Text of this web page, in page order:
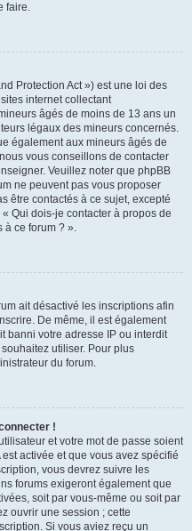
faire.
Protection Act ») est une loi des
internet collectant
âgés de moins de 13 ans un
légaux des mineurs concernés.
également aux mineurs âgés de
vous conseillons de contacter
Veuillez noter que phpBB
ne peuvent pas vous proposer
être contactés à ce sujet, excepté
Qui dois-je contacter à propos de
à ce forum ? ».
ait désactivé les inscriptions afin
De même, il est également
banni votre adresse IP ou interdit
utiliser. Pour plus
du forum.
!
et votre mot de passe soient
activée et que vous avez spécifié
vous devrez suivre les
forums exigeront également que
soit par vous-même ou soit par
ouvrir une session ; cette
Si vous aviez reçu un